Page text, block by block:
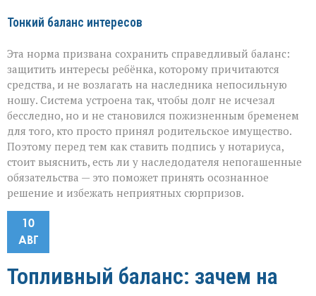
Тонкий баланс интересов
Эта норма призвана сохранить справедливый баланс:
защитить интересы ребёнка, которому причитаются
средства, и не возлагать на наследника непосильную
ношу. Система устроена так, чтобы долг не исчезал
бесследно, но и не становился пожизненным бременем
для того, кто просто принял родительское имущество.
Поэтому перед тем как ставить подпись у нотариуса,
стоит выяснить, есть ли у наследодателя непогашенные
обязательства — это поможет принять осознанное
решение и избежать неприятных сюрпризов.
10
АВГ
Топливный баланс: зачем на